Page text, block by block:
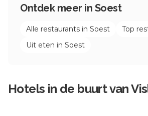
Ontdek meer in Soest
Alle restaurants in Soest Top
Uit eten in Soest
Hotels in de buurt van